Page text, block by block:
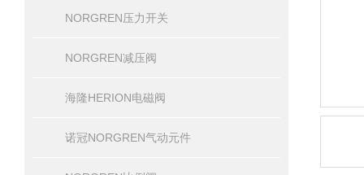
NORGREN压力开关
NORGREN减压阀
海隆HERION电磁阀
诺冠NORGREN气动元件